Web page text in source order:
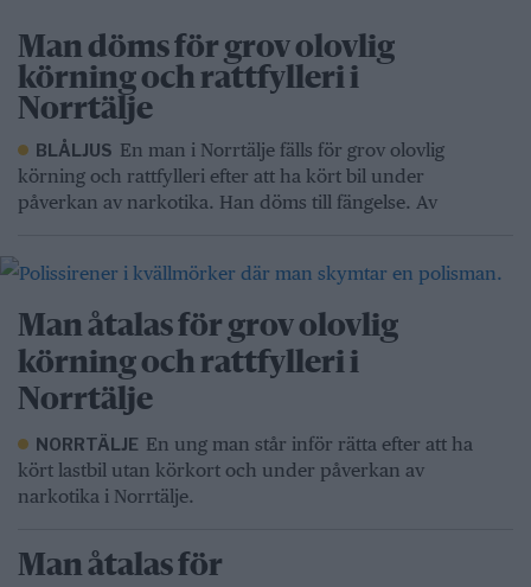
Man döms för grov olovlig
körning och rattfylleri i
Norrtälje
BLÅLJUS En man i Norrtälje fälls för grov olovlig
körning och rattfylleri efter att ha kört bil under
påverkan av narkotika. Han döms till fängelse. Av
Man åtalas för grov olovlig
körning och rattfylleri i
Norrtälje
NORRTÄLJE En ung man står inför rätta efter att ha
kört lastbil utan körkort och under påverkan av
narkotika i Norrtälje.
Man åtalas för